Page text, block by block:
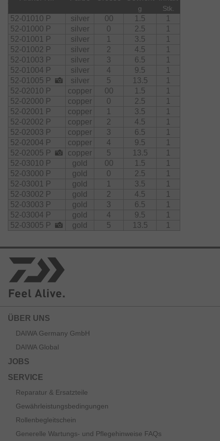
g Stk.
52-01010 P silver 00 1.5
1
52-01000 P
silver 0 2.5
1
52-01001 P
silver 1 3.5
1
52-01002 P
silver 2 4.5
1
52-01003 P
silver 3 6.5
1
52-01004 P
silver 4 9.5
1
52-01005 P
silver 5 13.5
1
52-02010 P
copper 00 1.5
1
52-02000 P
copper 0 2.5
1
52-02001 P
copper 1 3.5
1
52-02002 P
copper 2 4.5
1
52-02003 P
copper 3 6.5
1
52-02004 P
copper 4 9.5
1
52-02005 P
copper 5 13.5
1
52-03010 P
gold 00 1.5
1
52-03000 P
gold 0 2.5
1
52-03001 P
gold 1 3.5
1
52-03002 P
gold 2 4.5
1
52-03003 P
gold 3 6.5
1
52-03004 P
gold 4 9.5
1
52-03005 P
gold 5 13.5 1
ÜBER UNS
DAIWA Germany GmbH
DAIWA Global
JOBS
SERVICE
Reparatur & Ersatzteile
Gewährleistungsbedingungen
Rollenbegleitschein
Generelle Wartungs- und Pflegehinweise FAQs